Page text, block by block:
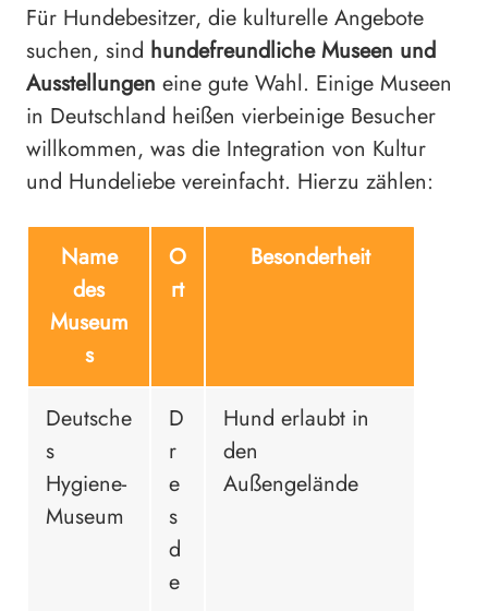
Für Hundebesitzer, die kulturelle Angebote
suchen, sind hundefreundliche Museen und
Ausstellungen eine gute Wahl. Einige Museen
in Deutschland heißen vierbeinige Besucher
willkommen, was die Integration von Kultur
und Hundeliebe vereinfacht. Hierzu zählen:
Name
des
Museum
s
O
rt
Besonderheit
Deutsche
s
Hygiene-
Museum
D
r
e
s
d
e
Hund erlaubt in
den
Außengelände